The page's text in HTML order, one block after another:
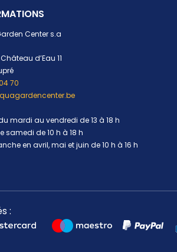
Center s.a
d’Eau 11
70
mardi au vendredi de 13 à 18 h
samedi de 10 h à 18 h
en avril, mai et juin de 10 h à 16 h
: